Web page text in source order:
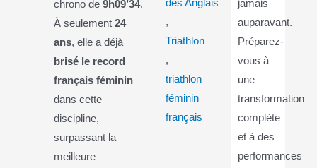
chrono de9h09’34.
À seulement24
ans, elle a déjà
brisé le record
français féminin
dans cette
discipline,
surpassant la
meilleure
des Anglais
,
Triathlon
,
triathlon
féminin
français
jamais
auparavant.
Préparez-
vous à
une
transformation
complète
et à des
performances